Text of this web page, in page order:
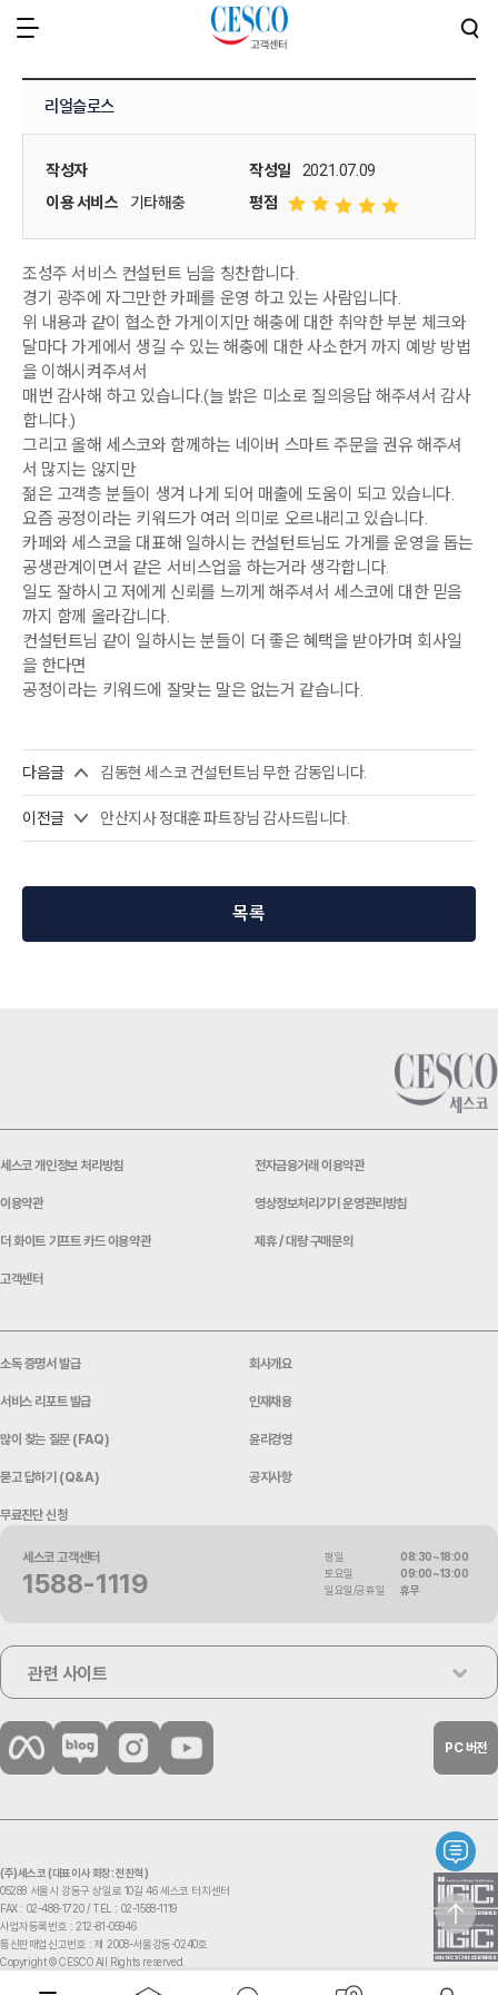
리얼슬로스
작성자 작성일
2021.07.09
이용 서비스
기타해충 평점
조성주 서비스 컨설턴트 님을 칭찬합니다.
경기 광주에 자그만한 카페를 운영 하고 있는 사람입니다.
위 내용과 같이 협소한 가게이지만 해충에 대한 취약한 부분 체크와
달마다 가게에서 생길 수 있는 해충에 대한 사소한거 까지 예방 방법
을 이해시켜주셔서
매번 감사해 하고 있습니다.(늘 밝은 미소로 질의응답 해주셔서 감사
합니다.)
그리고 올해 세스코와 함께하는 네이버 스마트 주문을 권유 해주셔
서 많지는 않지만
젊은 고객층 분들이 생겨 나게 되어 매출에 도움이 되고 있습니다.
요즘 공정이라는 키워드가 여러 의미로 오르내리고 있습니다.
카페와 세스코을 대표해 일하시는 컨설턴트님도 가게를 운영을 돕는
공생관계이면서 같은 서비스업을 하는거라 생각합니다.
일도 잘하시고 저에게 신뢰를 느끼게 해주셔서 세스코에 대한 믿음
까지 함께 올라갑니다.
컨설턴트님 같이 일하시는 분들이 더 좋은 혜택을 받아가며 회사일
을 한다면
공정이라는 키워드에 잘맞는 말은 없는거 같습니다.
다음글 김동현 세스코 컨설턴트님 무한 감동입니다.
이전글 안산지사 정대훈 파트장님 감사드립니다.
목록
세스코 개인정보 처리방침 전자금융거래 이용약관
이용약관 영상정보처리기기 운영관리방침
더 화이트 기프트 카드 이용약관 제휴 / 대량 구매문의
고객센터
소독 증명서 발급
서비스 리포트 발급
많이 찾는 질문 (FAQ)
묻고 답하기 (Q&A)
무료진단 신청
회사개요
인재채용
윤리경영
공지사항
세스코 고객센터
1588-1119
평일
08:30~18:00
토요일
09:00~13:00
일요일/공휴일
휴무
관련 사이트
PC 버전
(주)세스코 (대표이사 회장: 전찬혁)
05288 서울시 강동구 상일로 10길 46 세스코 터치센터
FAX : 02-488-1720 / TEL : 02-1588-1119
사업자등록번호 : 212-81-05946
통신판매업신고번호 : 제 2008-서울강동-0240호
Copyright © CESCO All Rights reserved.